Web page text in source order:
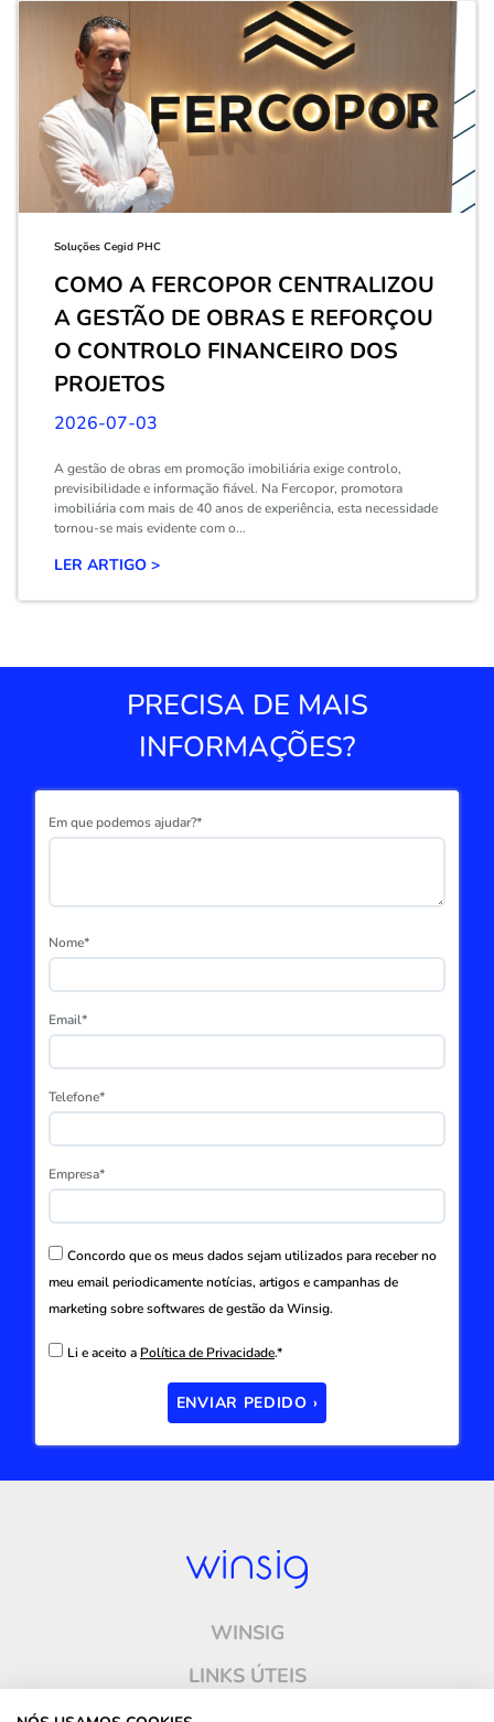
Soluções Cegid PHC
COMO A FERCOPOR CENTRALIZOU
A GESTÃO DE OBRAS E REFORÇOU
O CONTROLO FINANCEIRO DOS
PROJETOS
2026-07-03
A gestão de obras em promoção imobiliária exige controlo,
previsibilidade e informação fiável. Na Fercopor, promotora
imobiliária com mais de 40 anos de experiência, esta necessidade
tornou-se mais evidente com o...
LER ARTIGO >
PRECISA DE MAIS
INFORMAÇÕES?
Em que podemos ajudar?*
Nome*
Email*
Telefone*
Empresa*
Concordo que os meus dados sejam utilizados para receber no
meu email periodicamente notícias, artigos e campanhas de
marketing sobre softwares de gestão da Winsig.
Li e aceito a Política de Privacidade.*
ENVIAR PEDIDO ›
WINSIG
LINKS ÚTEIS